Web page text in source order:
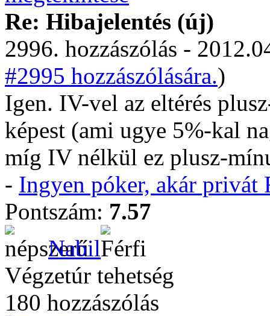
Re: Hibajelentés (új)
2996. hozzászólás -
#2995 hozzászólására.)
Igen. IV-vel az eltérés
képest (ami ugye 5%-kal
míg IV nélkül ez plusz-
- Ingyen póker, akár privát
Pontszám: 7.57
Nabil
Végzetúr tehetség
180 hozzászólás